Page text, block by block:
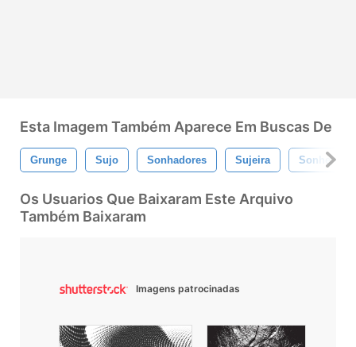
Esta Imagem Também Aparece Em Buscas De
Grunge Sujo Sonhadores Sujeira Sonhe
Os Usuarios Que Baixaram Este Arquivo
Também Baixaram
Imagens patrocinadas